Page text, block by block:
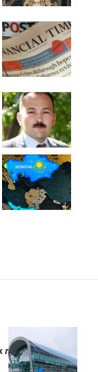
левобережья